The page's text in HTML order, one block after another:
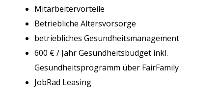
Mitarbeitervorteile
Betriebliche Altersvorsorge
betriebliches Gesundheitsmanagement
600 € / Jahr Gesundheitsbudget inkl.
Gesundheitsprogramm über FairFamily
JobRad Leasing